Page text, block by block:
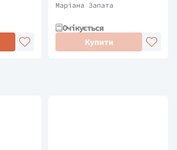
Маріана Запата
Очікується
Купити